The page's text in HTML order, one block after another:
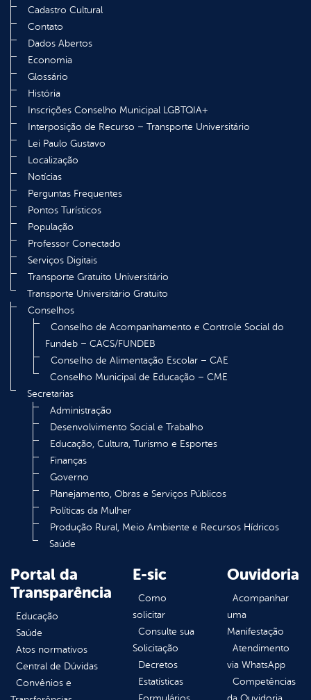
Cadastro Cultural
Contato
Dados Abertos
Economia
Glossário
História
Inscrições Conselho Municipal LGBTQIA+
Interposição de Recurso – Transporte Universitário
Lei Paulo Gustavo
Localização
Notícias
Perguntas Frequentes
Pontos Turísticos
População
Professor Conectado
Serviços Digitais
Transporte Gratuito Universitário
Transporte Universitário Gratuito
Conselhos
Conselho de Acompanhamento e Controle Social do
Fundeb – CACS/FUNDEB
Conselho de Alimentação Escolar – CAE
Conselho Municipal de Educação – CME
Secretarias
Administração
Desenvolvimento Social e Trabalho
Educação, Cultura, Turismo e Esportes
Finanças
Governo
Planejamento, Obras e Serviços Públicos
Políticas da Mulher
Produção Rural, Meio Ambiente e Recursos Hídricos
Saúde
Portal da
Transparência
Educação
Saúde
Atos normativos
Central de Dúvidas
Convênios e
E-sic
Como
solicitar
Consulte sua
Solicitação
Decretos
Estatísticas
Ouvidoria
Acompanhar
uma
Manifestação
Atendimento
via WhatsApp
Competências